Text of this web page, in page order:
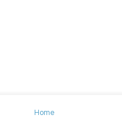
Home